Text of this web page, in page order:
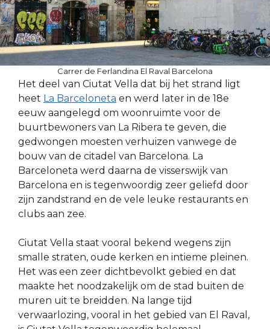
Carrer de Ferlandina El Raval Barcelona
Het deel van Ciutat Vella dat bij het strand ligt
heet La Barceloneta en werd later in de 18e
eeuw aangelegd om woonruimte voor de
buurtbewoners van La Ribera te geven, die
gedwongen moesten verhuizen vanwege de
bouw van de citadel van Barcelona. La
Barceloneta werd daarna de visserswijk van
Barcelona en is tegenwoordig zeer geliefd door
zijn zandstrand en de vele leuke restaurants en
clubs aan zee.
Ciutat Vella staat vooral bekend wegens zijn
smalle straten, oude kerken en intieme pleinen.
Het was een zeer dichtbevolkt gebied en dat
maakte het noodzakelijk om de stad buiten de
muren uit te breidden. Na lange tijd
verwaarlozing, vooral in het gebied van El Raval,